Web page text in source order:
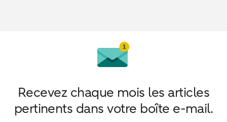
Recevez chaque mois les articles
pertinents dans votre boîte e-mail.